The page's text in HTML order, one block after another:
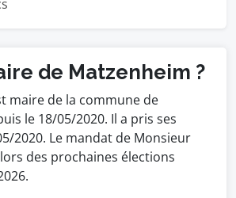
de Matzenheim ?
maire de la commune de
le 18/05/2020. Il a pris ses
2020. Le mandat de Monsieur
lors des prochaines élections